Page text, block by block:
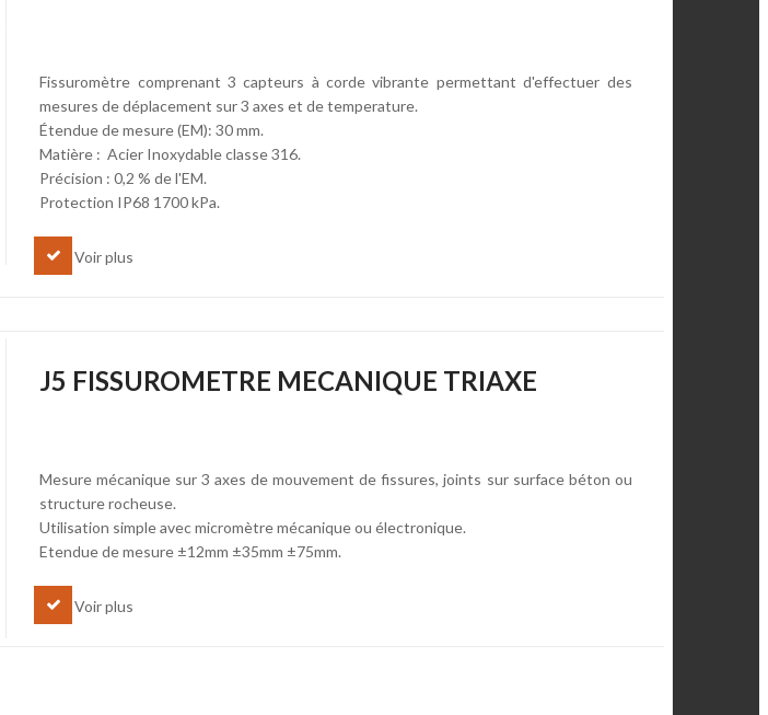
Fissuromètre comprenant 3 capteurs à corde vibrante permettant d'effectuer des
mesures de déplacement sur 3 axes et de temperature.
Étendue de mesure (EM): 30 mm.
Matière : Acier Inoxydable classe 316.
Précision : 0,2 % de l'EM.
Protection IP68 1700 kPa.
Voir plus
J5 FISSUROMETRE MECANIQUE TRIAXE
Mesure mécanique sur 3 axes de mouvement de fissures, joints sur surface béton ou
structure rocheuse.
Utilisation simple avec micromètre mécanique ou électronique.
Etendue de mesure ±12mm ±35mm ±75mm.
Voir plus